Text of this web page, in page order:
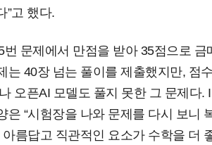
”고 했다.
문제에서 만점을 받아 35점으로 금
는 40장 넘는 풀이를 제출했지만, 점
오픈AI 모델도 풀지 못한 그 문제다.
은 “시험장을 나와 문제를 다시 보니
름답고 직관적인 요소가 수학을 더